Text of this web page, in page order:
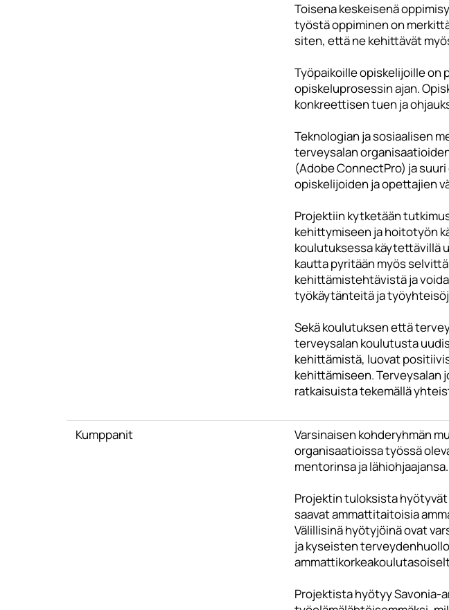
Toisena keskeisenä
työstä oppiminen on
siten, että ne kehittävät
Työpaikoille opiskelijoille on
opiskeluprosessin ajan.
konkreettisen tuen ja
Teknologian ja sosiaalisen
terveysalan
(Adobe ConnectPro) ja
opiskelijoiden ja opettajien
Projektiin kytketään
kehittymiseen ja hoitotyön
koulutuksessa käytettävillä
kautta pyritään myös
kehittämistehtävistä ja
työkäytänteitä ja
Sekä koulutuksen että
terveysalan koulutusta
kehittämistä, luovat
kehittämiseen.
ratkaisuista tekemällä
Kumppanit
Varsinaisen kohderyhmän
organisaatioissa työssä
mentorinsa ja lähiohjaajansa.
Projektin tuloksista
saavat ammattitaitoisia
Välillisinä hyötyjöinä ovat
ja kyseisten
Projektista hyötyy Savonia-